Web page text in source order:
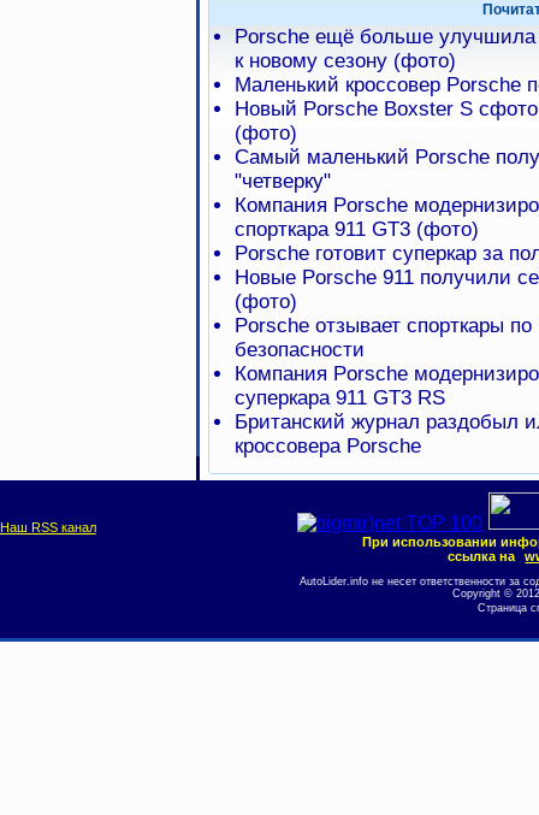
Porsche ещё больше улучшила
к новому сезону (фото)
Маленький кроссовер Porsche
Новый Porsche Boxster S
(фото)
Самый маленький Porsche
"четверку"
Компания Porsche
спорткара 911 GT3 (фото)
Porsche готовит суперкар за
Новые Porsche 911 получили
(фото)
Porsche отзывает спорткары
безопасности
Компания Porsche
суперкара 911 GT3 RS
Британский журнал раздобыл
кроссовера Porsche
Наш RSS канал
При использовании
ссылка на
AutoLider.info не несет ответственности за
Copyright ©
Страница